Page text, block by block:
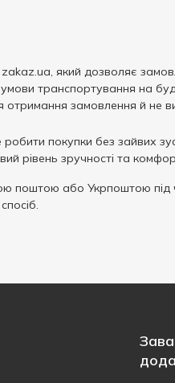
який дозволяє
транспортування на
замовлення й не
покупки без зайвих
рівень зручності та
поштою або Укрпоштою